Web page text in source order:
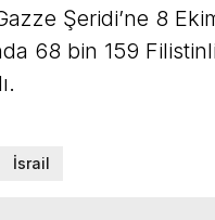
Şeridi’ne 8
68 bin 159
İsrail